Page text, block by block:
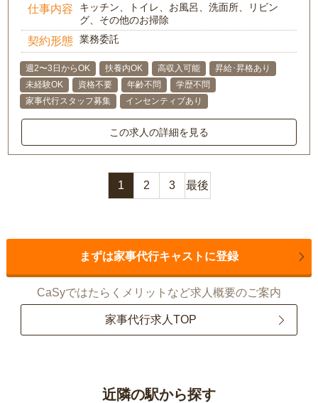
仕事内容
キッチン、トイレ、お風呂、洗面所、リビン
グ、その他のお掃除
契約形態 業務委託
週2〜3日からOK 扶養内OK 高収入可能
昇給･昇格あり
未経験OK
資格不要 年齢不問
学歴不問
家事代行スタッフ募集
インセンティブあり
この求人の詳細を見る
1 2 3 最後
まずは家事代行キャストに登録
CaSyではたらくメリットなど求人概要のご案内
家事代行求人TOP
近隣の駅から探す